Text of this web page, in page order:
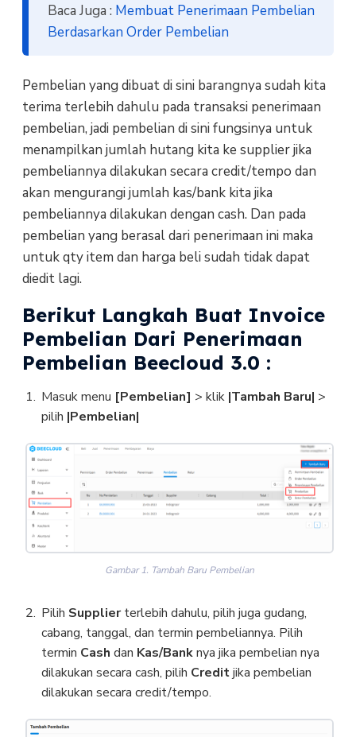
Baca Juga : Membuat Penerimaan Pembelian
Berdasarkan Order Pembelian
Pembelian yang dibuat di sini barangnya sudah kita
terima terlebih dahulu pada transaksi penerimaan
pembelian, jadi pembelian di sini fungsinya untuk
menampilkan jumlah hutang kita ke supplier jika
pembeliannya dilakukan secara credit/tempo dan
akan mengurangi jumlah kas/bank kita jika
pembeliannya dilakukan dengan cash. Dan pada
pembelian yang berasal dari penerimaan ini maka
untuk qty item dan harga beli sudah tidak dapat
diedit lagi.
Berikut Langkah Buat Invoice
Pembelian Dari Penerimaan
Pembelian Beecloud 3.0 :
Masuk menu [Pembelian] > klik |Tambah Baru| >
pilih |Pembelian|
Gambar 1. Tambah Baru Pembelian
Pilih Supplierterlebih dahulu, pilih juga gudang,
cabang, tanggal, dan termin pembeliannya. Pilih
termin Cash dan Kas/Banknya jika pembelian nya
dilakukan secara cash, pilih Creditjika pembelian
dilakukan secara credit/tempo.